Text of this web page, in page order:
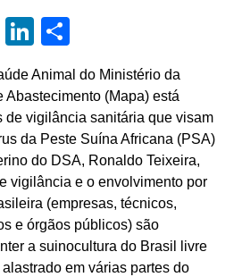
Messenger
LinkedIn
Animal do Ministério da
Abastecimento (Mapa) está
de vigilância sanitária que visam
da Peste Suína Africana (PSA)
do DSA, Ronaldo Teixeira,
vigilância e o envolvimento por
(empresas, técnicos,
e órgãos públicos) são
a suinocultura do Brasil livre
em várias partes do